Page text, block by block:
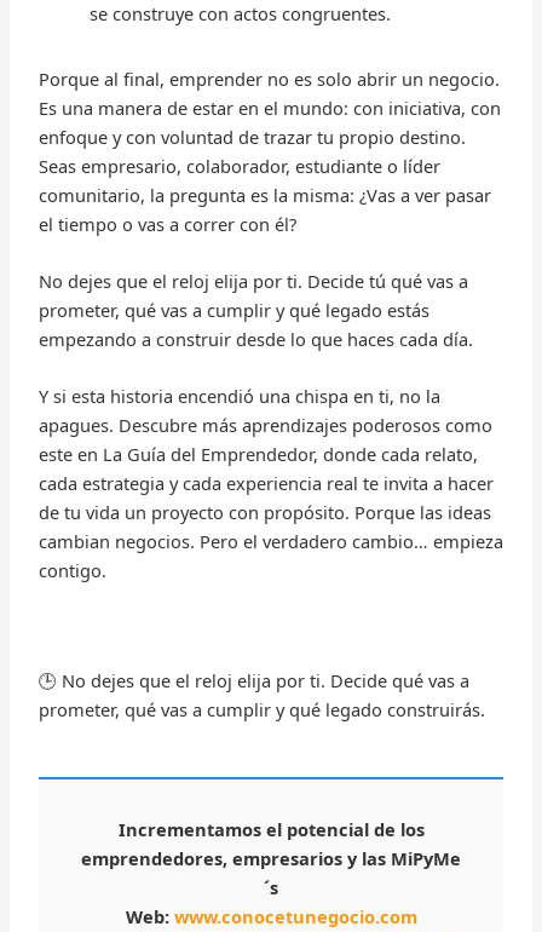
se construye con actos congruentes.
Porque al final, emprender no es solo abrir un negocio.
Es una manera de estar en el mundo: con iniciativa, con
enfoque y con voluntad de trazar tu propio destino.
Seas empresario, colaborador, estudiante o líder
comunitario, la pregunta es la misma: ¿Vas a ver pasar
el tiempo o vas a correr con él?
No dejes que el reloj elija por ti. Decide tú qué vas a
prometer, qué vas a cumplir y qué legado estás
empezando a construir desde lo que haces cada día.
Y si esta historia encendió una chispa en ti, no la
apagues. Descubre más aprendizajes poderosos como
este en La Guía del Emprendedor, donde cada relato,
cada estrategia y cada experiencia real te invita a hacer
de tu vida un proyecto con propósito. Porque las ideas
cambian negocios. Pero el verdadero cambio… empieza
contigo.
🕒 No dejes que el reloj elija por ti. Decide qué vas a
prometer, qué vas a cumplir y qué legado construirás.
Incrementamos el potencial de los
emprendedores, empresarios y las MiPyMe
´s
Web: www.conocetunegocio.com